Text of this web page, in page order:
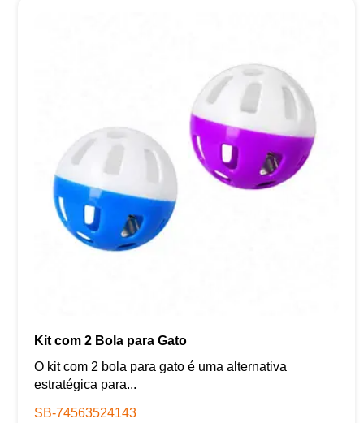
Kit com 2 Bola para Gato
O kit com 2 bola para gato é uma alternativa
estratégica para...
SB-74563524143